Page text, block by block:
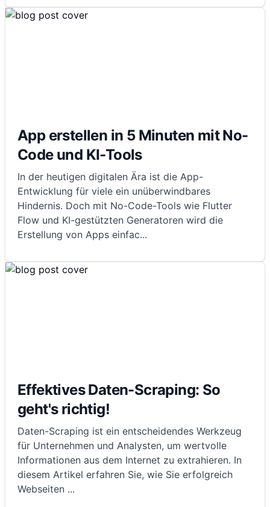
App erstellen in 5 Minuten mit No-
Code und KI-Tools
In der heutigen digitalen Ära ist die App-
Entwicklung für viele ein unüberwindbares
Hindernis. Doch mit No-Code-Tools wie Flutter
Flow und KI-gestützten Generatoren wird die
Erstellung von Apps einfac...
Effektives Daten-Scraping: So
geht's richtig!
Daten-Scraping ist ein entscheidendes Werkzeug
für Unternehmen und Analysten, um wertvolle
Informationen aus dem Internet zu extrahieren. In
diesem Artikel erfahren Sie, wie Sie erfolgreich
Webseiten ...